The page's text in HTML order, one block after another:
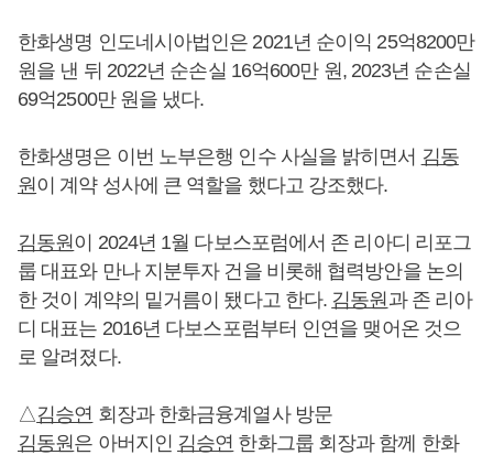
한화생명 인도네시아법인은 2021년 순이익 25억8200만
원을 낸 뒤 2022년 순손실 16억600만 원, 2023년 순손실
69억2500만 원을 냈다.
한화생명은 이번 노부은행 인수 사실을 밝히면서 김동
원이 계약 성사에 큰 역할을 했다고 강조했다.
김동원이 2024년 1월 다보스포럼에서 존 리아디 리포그
룹 대표와 만나 지분투자 건을 비롯해 협력방안을 논의
한 것이 계약의 밑거름이 됐다고 한다. 김동원 과 존 리아
디 대표는 2016년 다보스포럼부터 인연을 맺어온 것으
로 알려졌다.
△김승연 회장과 한화금융계열사 방문
김동원은 아버지인 김승연 한화그룹 회장과 함께 한화